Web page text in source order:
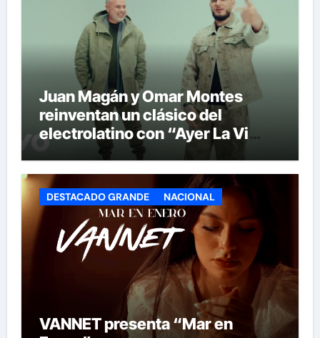
Juan Magán y Omar Montes
reinventan un clásico del
electrolatino con “Ayer La Vi
(BPA26)”
DESTACADO GRANDE NACIONAL
VANNET presenta “Mar en